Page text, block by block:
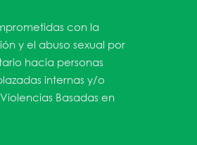
con la
y el abuso sexual por
hacia personas
internas y/o
Basadas en